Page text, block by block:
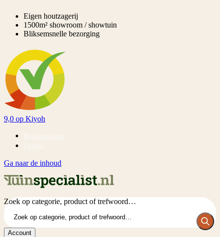
Eigen houtzagerij
1500m² showroom / showtuin
Bliksemsnelle bezorging
9,0 op Kiyoh
Ga naar de inhoud
Zoek op categorie, product of trefwoord…
Account